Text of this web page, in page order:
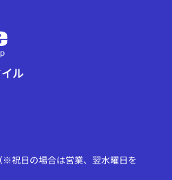
ル
祝日の場合は営業、翌水曜日を